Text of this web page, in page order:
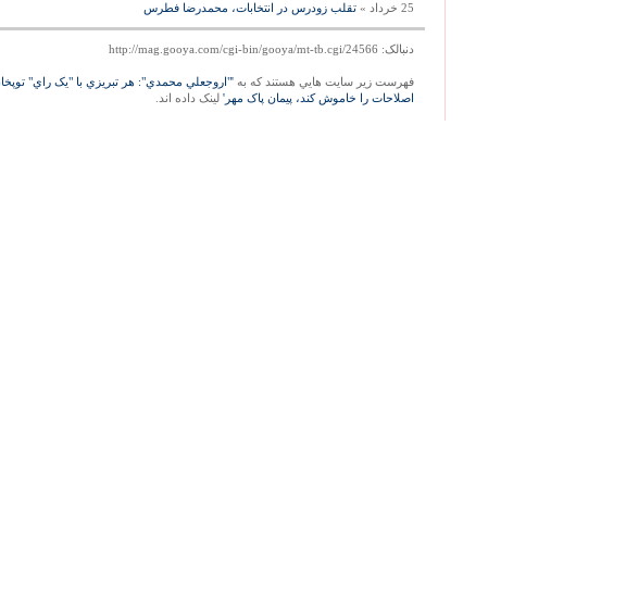
25 خرداد »
تقلب زودرس در انتخابات، محمدرضا فطرس
دنبالک: http://mag.gooya.com/cgi-bin/gooya/mt-tb.cgi/24566
فهرست زير سايت هايي هستند که به '"اروجعلي محمدي": هر تبريزي با "يک راي"
اصلاحات را خاموش کند، پيمان پاک مهر' لينک داده اند.